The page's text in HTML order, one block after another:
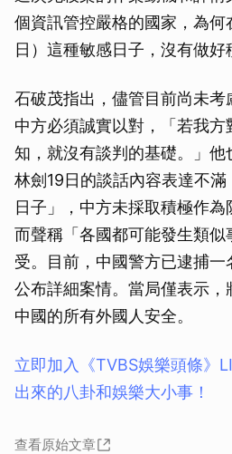
個資訊管控嚴格的國家，為何
日）這種敏感日子，沒有做好
石破茂指出，儘管目前尚未考
中方必須誠實以對，「若我
知，就沒有談判的基礎。」他
林劍19日的談話內容表達不
日子」，中方未採取積極作
而聲稱「各國都可能發生類
受。目前，中國警方已逮捕
公布詳細案情。當局僅表示
中國的所有外國人安全。
立即加入《TVBS娛樂頭條》
出來的八卦和娛樂大小事！
查看原始文章